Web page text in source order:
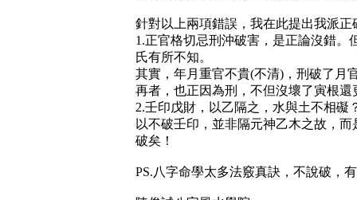
針對以上兩項錯誤，我在此提出我派正
1.正官格切忌刑沖破害，是正論沒錯
氏有所不知。
其實，年月重官不貴(不清)，刑破了月
再者，也正因為刑，不但沒壞了寅根
2.壬印戊財，以乙隔之，水與土不相
以不破壬印，並非隔元神乙木之故，
破矣！
PS.八字命學太多法竅真訣，不說破，